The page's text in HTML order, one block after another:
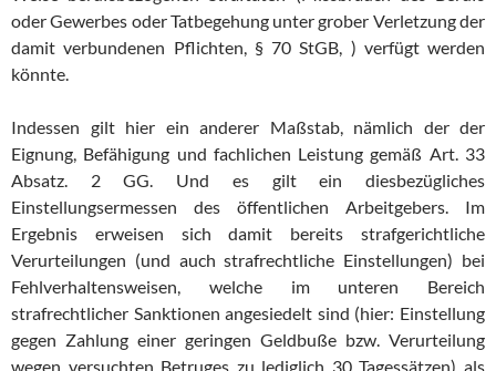
oder Gewerbes oder Tatbegehung unter grober Verletzung der
damit verbundenen Pflichten, § 70 StGB, ) verfügt werden
könnte.
Indessen gilt hier ein anderer Maßstab, nämlich der der
Eignung, Befähigung und fachlichen Leistung gemäß Art. 33
Absatz. 2 GG. Und es gilt ein diesbezügliches
Einstellungsermessen des öffentlichen Arbeitgebers. Im
Ergebnis erweisen sich damit bereits strafgerichtliche
Verurteilungen (und auch strafrechtliche Einstellungen) bei
Fehlverhaltensweisen, welche im unteren Bereich
strafrechtlicher Sanktionen angesiedelt sind (hier: Einstellung
gegen Zahlung einer geringen Geldbuße bzw. Verurteilung
wegen versuchten Betruges zu lediglich 30 Tagessätzen) als